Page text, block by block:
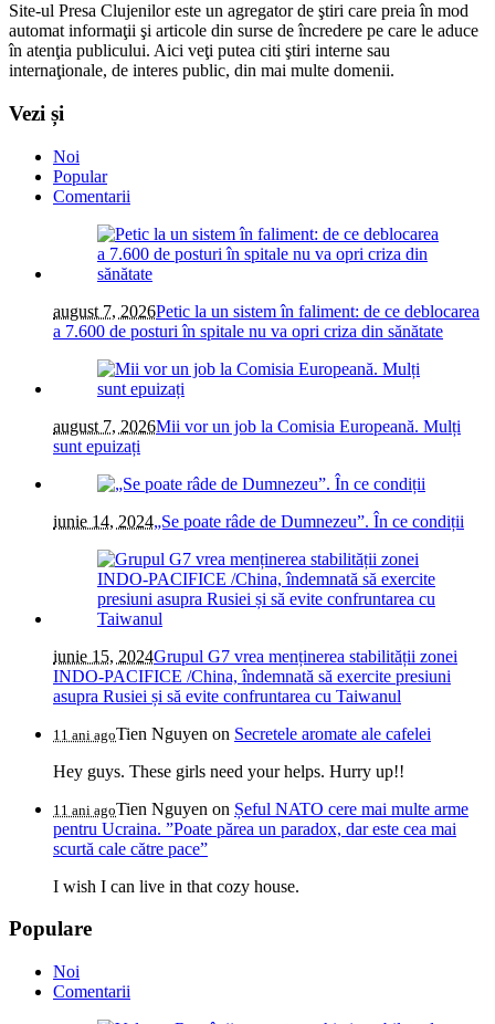
Site-ul Presa Clujenilor este un agregator de ştiri care preia în mod
automat informaţii şi articole din surse de încredere pe care le aduce
în atenţia publicului. Aici veţi putea citi ştiri interne sau
internaţionale, de interes public, din mai multe domenii.
Vezi și
Noi
Popular
Comentarii
august 7, 2026Petic la un sistem în faliment: de ce deblocarea
a 7.600 de posturi în spitale nu va opri criza din sănătate
august 7, 2026Mii vor un job la Comisia Europeană. Mulți
sunt epuizați
iunie 14, 2024„Se poate râde de Dumnezeu”. În ce condiții
iunie 15, 2024Grupul G7 vrea menținerea stabilității zonei
INDO-PACIFICE /China, îndemnată să exercite presiuni
asupra Rusiei și să evite confruntarea cu Taiwanul
11 ani agoTien Nguyen on Secretele aromate ale cafelei
Hey guys. These girls need your helps. Hurry up!!
11 ani agoTien Nguyen on Șeful NATO cere mai multe arme
pentru Ucraina. ”Poate părea un paradox, dar este cea mai
scurtă cale către pace”
I wish I can live in that cozy house.
Populare
Noi
Comentarii